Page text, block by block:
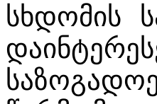
სხდომის